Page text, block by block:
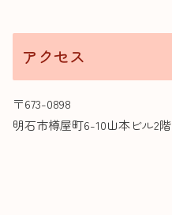
アクセス
〒673-0898
明石市樽屋町6-10山本ビル2階